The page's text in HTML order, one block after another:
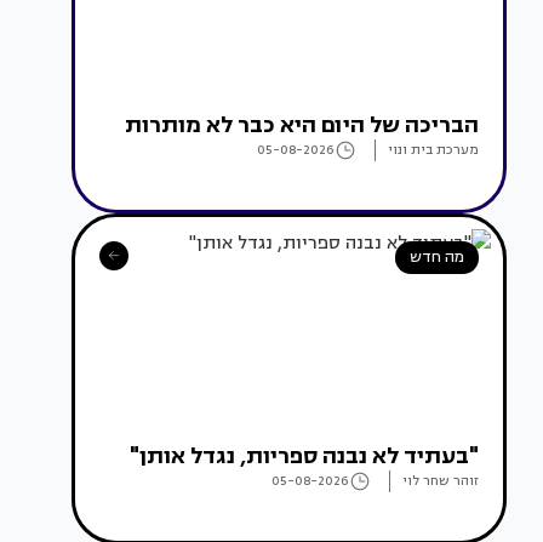
הבריכה של היום היא כבר לא מותרות
מערכת בית ונוי 05-08-2026
מה חדש
"בעתיד לא נבנה ספריות, נגדל אותן"
זוהר שחר לוי 05-08-2026